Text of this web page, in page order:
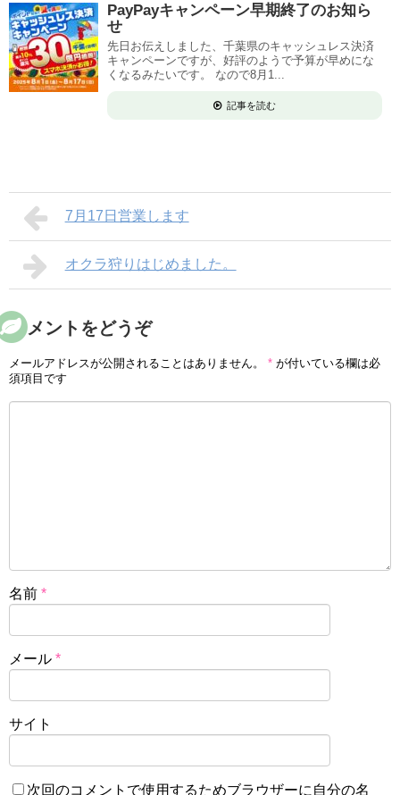
PayPayキャンペーン早期終了のお知ら
せ
先日お伝えしました、千葉県のキャッシュレス決済
キャンペーンですが、好評のようで予算が早めにな
くなるみたいです。 なので8月1...
記事を読む
7月17日営業します
オクラ狩りはじめました。
コメントをどうぞ
メールアドレスが公開されることはありません。 * が付いている欄は必
須項目です
名前 *
メール *
サイト
次回のコメントで使用するためブラウザーに自分の名